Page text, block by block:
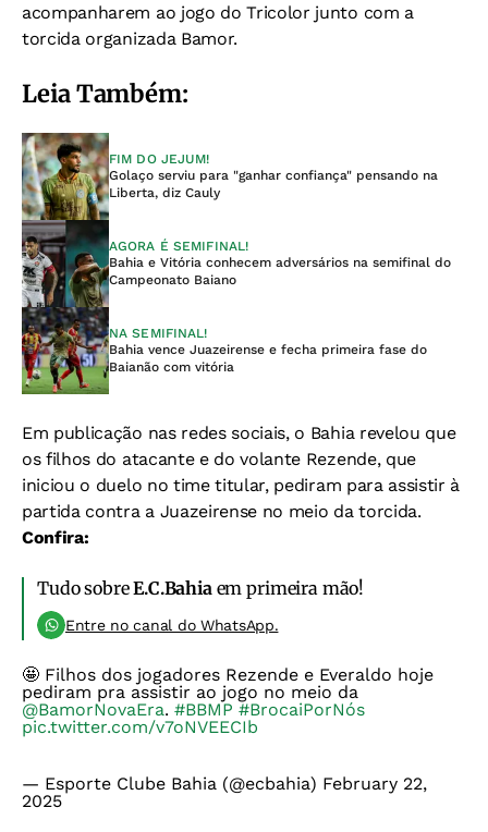
acompanharem ao jogo do Tricolor junto com a
torcida organizada Bamor.
Leia Também:
FIM DO JEJUM!
Golaço serviu para "ganhar confiança" pensando na
Liberta, diz Cauly
AGORA É SEMIFINAL!
Bahia e Vitória conhecem adversários na semifinal do
Campeonato Baiano
NA SEMIFINAL!
Bahia vence Juazeirense e fecha primeira fase do
Baianão com vitória
Em publicação nas redes sociais, o Bahia revelou que
os filhos do atacante e do volante Rezende, que
iniciou o duelo no time titular, pediram para assistir à
partida contra a Juazeirense no meio da torcida.
Confira:
Tudo sobreE.C.Bahia em primeira mão!
Entre no canal do WhatsApp.
🤩 Filhos dos jogadores Rezende e Everaldo hoje
pediram pra assistir ao jogo no meio da
@BamorNovaEra. #BBMP #BrocaiPorNós
pic.twitter.com/v7oNVEECIb
— Esporte Clube Bahia (@ecbahia) February 22,
2025